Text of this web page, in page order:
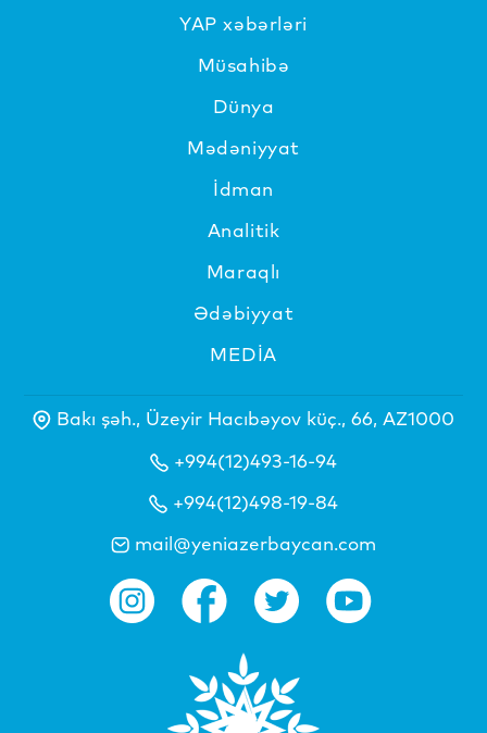
YAP xəbərləri
Müsahibə
Dünya
Mədəniyyat
İdman
Analitik
Maraqlı
Ədəbiyyat
MEDİA
Bakı şəh., Üzeyir Hacıbəyov küç., 66, AZ1000
+994(12)493-16-94
+994(12)498-19-84
mail@yeniazerbaycan.com